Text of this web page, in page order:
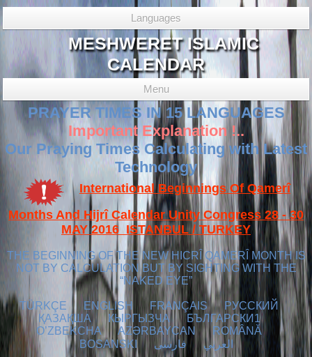
Languages
MESHWERET ISLAMIC
CALENDAR
Menu
PRAYER TIMES IN 15 LANGUAGES
Important Explanation !..
Our Praying Times Calculating with Latest
Technology
International Beginnings Of Qamerî
Months And Hijrî Calendar Unity Congress 28 - 30
MAY 2016 ISTANBUL / TURKEY
THE BEGINNING OF THE NEW HICRÎ QAMERÎ MONTH IS
NOT BY CALCULATION BUT BY SIGHTING WITH THE
“NAKED EYE”
TÜRKÇE ENGLISH FRANÇAIS
РУССКИЙ
ҚАЗАҚША
КЫPГЫЗЧA
БЪЛГАРСКИ1
O’ZBEKCHA
AZӘRBAYCAN
ROMÂNĂ
BOSANSKI
العربي فارسی